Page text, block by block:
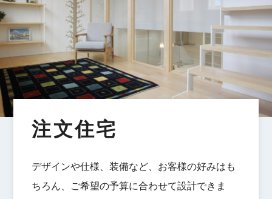
注文住宅
デザインや仕様、装備など、お客様の好みはも
ちろん、ご希望の予算に合わせて設計できま